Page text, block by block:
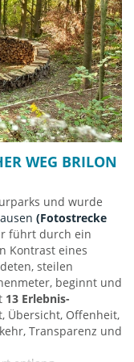
mit Panorama-
kann man auch in
Kurpark befindet.
WEG BRILON
und wurde
(Fotostrecke
führt durch ein
Kontrast eines
steilen
beginnt und
13 Erlebnis-
Übersicht, Offenheit,
Transparenz und